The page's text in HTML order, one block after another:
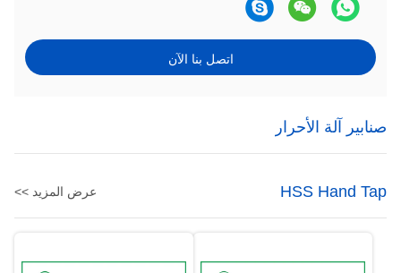
اتصل بنا الآن
صنابير آلة الأحرار
HSS Hand Tap عرض المزيد >>